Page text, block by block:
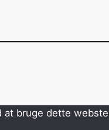
bruge dette